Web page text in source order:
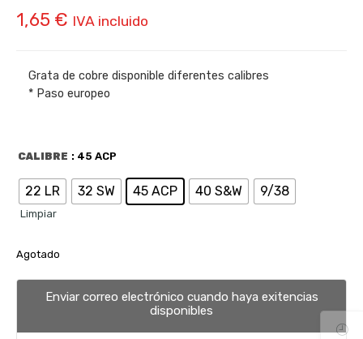
1,65 € IVA incluido
Grata de cobre disponible diferentes calibres
* Paso europeo
CALIBRE : 45 ACP
22 LR 32 SW 45 ACP 40 S&W 9/38
Limpiar
Agotado
Enviar correo electrónico cuando haya exitencias
disponibles